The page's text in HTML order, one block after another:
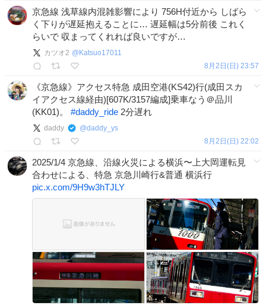
京急線 浅草線内混雑影響により 756H付近から しばら
く下りが遅延抱えることに… 遅延幅は5分前後 これく
らいで 収まってくれれば良いですが…
カツオ2 @ Katsuo17011
8月2日(日) 23:57
《京急線》アクセス特急 成田空港(KS42)行(成田スカ
イアクセス線経由)[607K/3157編成]乗車なう＠品川
(KK01)。 #daddy_ride 2分遅れ
daddy @daddy_ys
8月2日(日) 22:02
2025/1/4 京急線、沿線火災による横浜〜上大岡運転見
合わせによる、特急 京急川崎行&普通 横浜行
pic.x.com/9H9w3hTJLY